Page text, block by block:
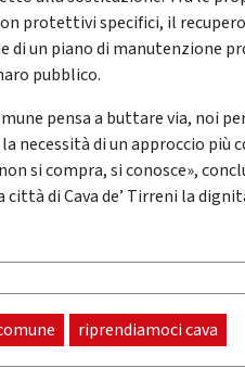
protettivi specifici, il
di un piano di manutenzione
pubblico.
pensa a buttare via, noi
necessità di un approccio più
si compra, si conosce»,
di Cava de’ Tirreni la
riprendiamoci cava